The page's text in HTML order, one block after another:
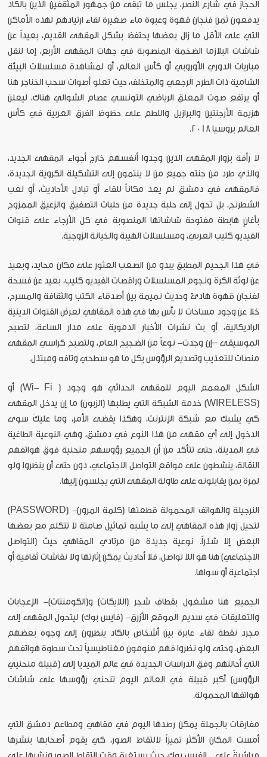
الحجاز في شارع النصر، يجلس ما تبقى من جمهور المثقفين الذين بالكاد
يدفعون ثمن فنجان قهوة وعبوة ماء صغيرة لقاء ارتيادهم لهذه الأماكن
التي على الأقل ما زال بعضها يحتفظ بشكل المقهى القديم، بعيداً عن
شاشات البلازما الضخمة المنصوبة في جهات المقهى الأربع، إما لنقل
مباريات الدوري الأوروبي أو كأس العالم، أو لمشاهدة مسلسلات البيئة
الشامية ذات الطرح الرجعي والمتخلف، حيث تعلو أصوات سحب الخناجر هنا
أو يرتفع صوت المعلق الرياضي التونسي عصام الشوالي هناك، ليعلن
هزيمة الأرجنتين والبرازيل واللطم على حظوظ الفرق العربية في كأس
العالم بروسيا 2018.
لا رأفة بزوار المقهى الذين وجدوا أنفسهم خارج أجواء المقهى الجديد،
والذي طرد من جنته جميع من لا ينتمون إلى التشكيلة الكروية الجديدة،
فالمقهى في دمشق لم يعد مكاناً للقاء أو تبادل الأحاديث، أو لعب
الشطرنج، بل تحول إلى حلبة جديدة من حلبات التصفيق والزعيق الممزوج
بأغانٍ هابطة مفتوحة شاشاتها المنصوبة في كل الأرجاء على قنوات
الفيديو كليب العربي، ومسلسلات الهيبة والخيانة الزوجية.
في هذا الجحيم المطبق يبدو من الصعب العثور على مكان محايد، وبعيد
عن لوثة الكرة ونجوم المسلسلات وراقصات الفيديو كليب، بعيد عن فسحة
لفنجان قهوة هادئ وحديث نميمة بين أصدقاء الكتب والثقافة والمسرح،
خلا عن وجود مساحات لا بأس بها في هذه المقاهي لعرض القنوات الدينية
الراديكالية، أو بث نشرات الأخبار الدموية على مدار الساعة، لتصبح
الموسيقى –إن وجدت- نوعاً من الضجيج العام، ولتصبح كراسي المقهى
منصات للتعذيب وتصديع الرؤوس بكل ما هو سطحي وتافه ومبتذل.
الشكل المعمم اليوم للمقهى الحداثي هو وجود ( Wi- Fi) أو
(WIRELESS) خدمة الشبكة التي يطلبها (الزبون) ما إن يدخل المقهى
كي يشبك مع شبكة الإنترنت، وهكذا يقضى الأمر، وما عليكَ سوى
الدخول إلى أي مقهى من هذا النوع في دمشق، وهي النوعية الطاغية
في المدينة، حتى تتأكد من أن الجميع رؤوسهم منحنية فوق هواتفهم
النقالة، ينشطون على مواقع التواصل الاجتماعي، دون حتى أن ينظروا ولو
لمرة بمن يقابلونه على طاولة المقهى التي يجلسون إليها.
النرجيلة والهواتف المحمولة قطعتها (كلمة المرور)- (PASSWORD)
لتحيل زوار هذه المقاهي إلى ما يشبه تماثيل صامتة لا تتكلم مع بعضها
البعض إلا شذراً. نوعية جديدة من مرتادي المقاهي حيث (التواصل
الاجتماعي) هنا هو اللا تواصل، فلا أحاديث يمكن إثارتها ولا نقاشات ثقافية أو
اجتماعية أو سواها.
الجميع هنا مشغول بقطاف شجر (اللايكات) و(الكومنتات)- الإعجابات
والتعليقات في سديم الموقع الأزرق- (فايس بوك) ليتحول المقهى إلى
مجرد نقطة لقاء عابرة بين أشخاص بالكاد ينظرون إلى وجوه بعضهم
البعض. وحتى ولو نظروا فهم منومون مغناطيسياً تحت سطوة هواتفهم
التي أحالتهم وفق الدراسات الجديدة في عالم الميديا إلى (قبيلة منحنيي
الرؤوس) أكبر قبيلة في العالم اليوم تنحني رؤوسها على شاشات
هواتفها المحمولة.
مفارقات بالجملة يمكن رصدها اليوم في مقاهي ومطاعم دمشق التي
أمست المكان الأكثر تميزاً لالتقاط الصور، كي يقوم أصحابها بنشرها